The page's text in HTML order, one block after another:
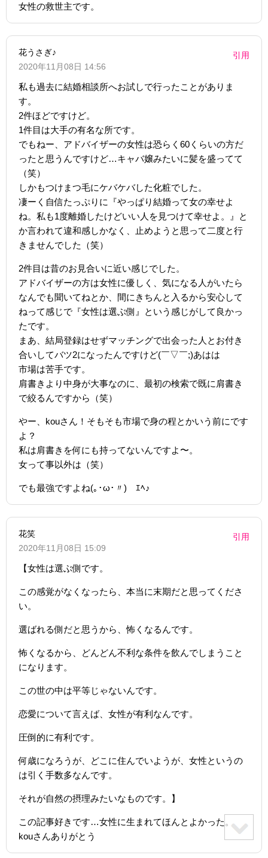
女性の救世主です。
花うさぎ♪
2020年11月08日 14:56
引用
私も過去に結婚相談所へお試しで行ったことがありま
す。
2件ほどですけど。
1件目は大手の有名な所です。
でもねー、アドバイザーの女性は恐らく60くらいの方だ
ったと思うんですけど…キャバ嬢みたいに髪を盛ってて
（笑）
しかもつけまつ毛にケバケバした化粧でした。
凄ーく自信たっぷりに『やっぱり結婚って女の幸せよ
ね。私も1度離婚したけどいい人を見つけて幸せよ。』と
か言われて違和感しかなく、止めようと思って二度と行
きませんでした（笑）
2件目は昔のお見合いに近い感じでした。
アドバイザーの方は女性に優しく、気になる人がいたら
なんでも聞いてねとか、間にきちんと入るから安心して
ねって感じで『女性は選ぶ側』という感じがして良かっ
たです。
まあ、結局登録はせずマッチングで出会った人とお付き
合いしてバツ2になったんですけど(￣▽￣;)あはは
市場は苦手です。
肩書きより中身が大事なのに、最初の検索で既に肩書き
で絞るんですから（笑）
やー、kouさん！そもそも市場で身の程とかいう前にです
よ？
私は肩書きを何にも持ってないんですよ〜。
女って事以外は（笑）
でも最強ですよね(｡･ω･〃)ゝｴﾍ♪
花笑
2020年11月08日 15:09
引用
【女性は選ぶ側です。
この感覚がなくなったら、本当に末期だと思ってくださ
い。
選ばれる側だと思うから、怖くなるんです。
怖くなるから、どんどん不利な条件を飲んでしまうこと
になります。
この世の中は平等じゃないんです。
恋愛について言えば、女性が有利なんです。
圧倒的に有利です。
何歳になろうが、どこに住んでいようが、女性というの
は引く手数多なんです。
それが自然の摂理みたいなものです。】
この記事好きです…女性に生まれてほんとよかった。
kouさんありがとう